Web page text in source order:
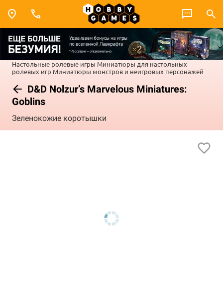
Настольные ролевые игры Миниатюры для настольных
ролевых игр Миниатюры монстров и неигровых персонажей
D&D Nolzur’s Marvelous Miniatures:
Goblins
Зеленокожие коротышки